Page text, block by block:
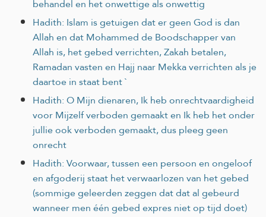
behandel en het onwettige als onwettig
Hadith: Islam is getuigen dat er geen God is dan
Allah en dat Mohammed de Boodschapper van
Allah is, het gebed verrichten, Zakah betalen,
Ramadan vasten en Hajj naar Mekka verrichten als je
daartoe in staat bent `
Hadith: O Mijn dienaren, Ik heb onrechtvaardigheid
voor Mijzelf verboden gemaakt en Ik heb het onder
jullie ook verboden gemaakt, dus pleeg geen
onrecht
Hadith: Voorwaar, tussen een persoon en ongeloof
en afgoderij staat het verwaarlozen van het gebed
(sommige geleerden zeggen dat dat al gebeurd
wanneer men één gebed expres niet op tijd doet)